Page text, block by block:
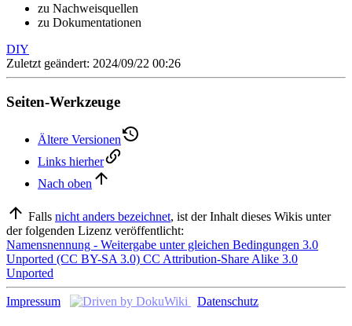
zu Nachweisquellen
zu Dokumentationen
DIY
Zuletzt geändert: 2024/09/22 00:26
Seiten-Werkzeuge
Ältere Versionen
Links hierher
Nach oben
Falls nicht anders bezeichnet, ist der Inhalt dieses Wikis unter
der folgenden Lizenz veröffentlicht:
Namensnennung - Weitergabe unter gleichen Bedingungen 3.0
Unported (CC BY-SA 3.0) CC Attribution-Share Alike 3.0
Unported
Impressum Datenschutz